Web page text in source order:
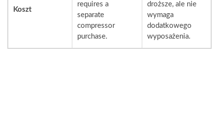
Koszt
requires a
separate
compressor
purchase.
droższe, ale nie
wymaga
dodatkowego
wyposażenia.